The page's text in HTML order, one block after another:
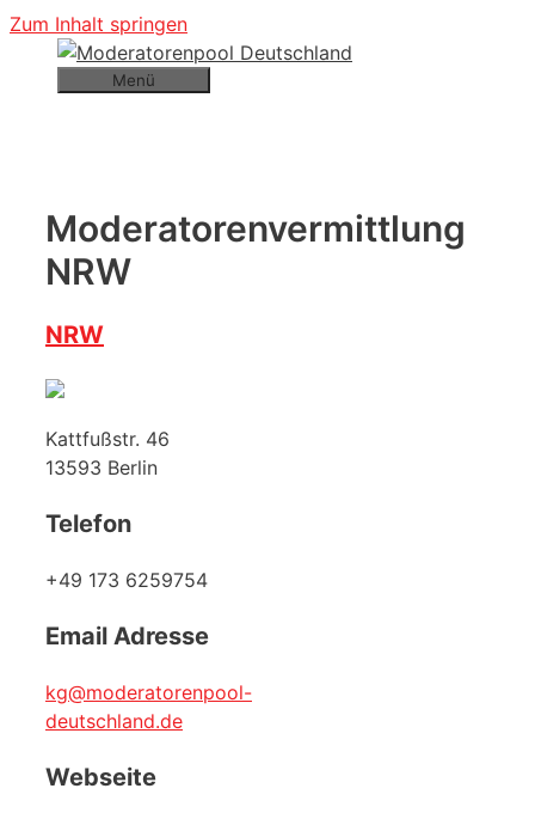
Zum Inhalt springen
Menü
Moderatorenvermittlung
NRW
NRW
Kattfußstr. 46
13593 Berlin
Telefon
+49 173 6259754
Email Adresse
kg@moderatorenpool-
deutschland.de
Webseite